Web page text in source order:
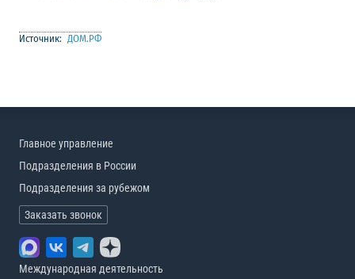
Источник: ДОМ.РФ
Главное управление
Подразделения в России
Подразделения за рубежом
Заказать звонок
Международная деятельность